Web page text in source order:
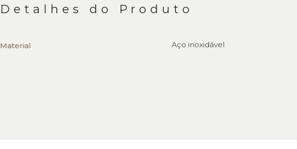
Detalhes do Produto
Material Aço inoxidável